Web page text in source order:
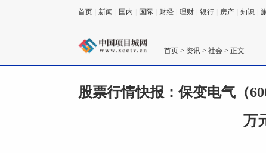
首页 新闻 国内 国际 财经 理财 银行 房产 知识
首页 > 资讯 > 社会 > 正文
股票行情快报：保变电气（
万